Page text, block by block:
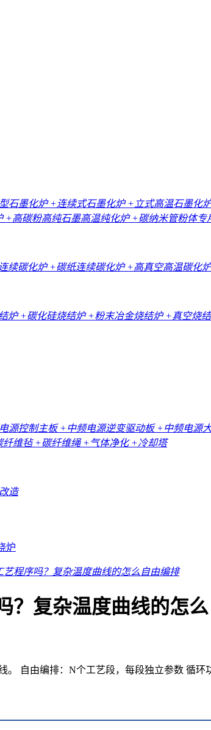
石墨化炉+连续式石墨化炉+立式高温石墨化
+高碳粉高纯石墨高温纯化炉+碳纳米管粉体专
续碳化炉+碳纸连续碳化炉+高真空高温碳化炉
炉+碳化硅烧结炉+粉末冶金烧结炉+真空烧
源控制主板 +中频电源逆变驱动板 +中频电源
纤维毡+碳纤维绳 +气体净化+冷却塔
造
炉
艺程序吗？复杂温度曲线的怎么自由编排
？复杂温度曲线的怎
。 自由编排：N个工艺段，每段独立参数 循